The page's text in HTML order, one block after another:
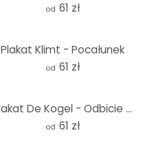
od 61 zł
Plakat Klimt - Pocałunek
od 61 zł
Plakat De Kogel - Odbicie srebrnych naczyń
od 61 zł